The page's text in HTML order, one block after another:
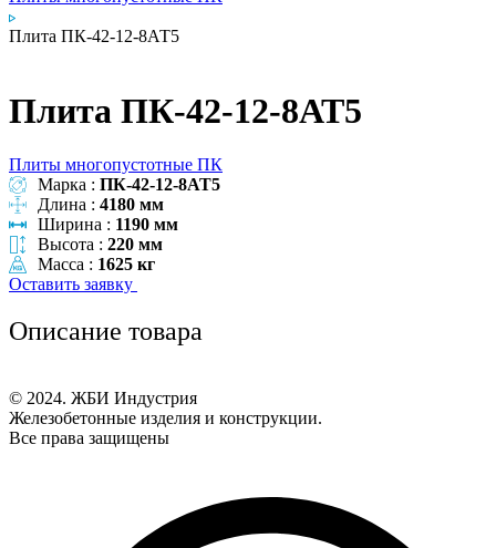
Плита ПК‑42‑12‑8АТ5
Плита ПК‑42‑12‑8АТ5
Плиты многопустотные ПК
Марка : ПК‑42‑12‑8АТ5
Длина : 4180 мм
Ширина : 1190 мм
Высота : 220 мм
Масса : 1625 кг
Оставить заявку
Описание товара
© 2024. ЖБИ Индустрия
Железобетонные изделия и конструкции.
Все права защищены